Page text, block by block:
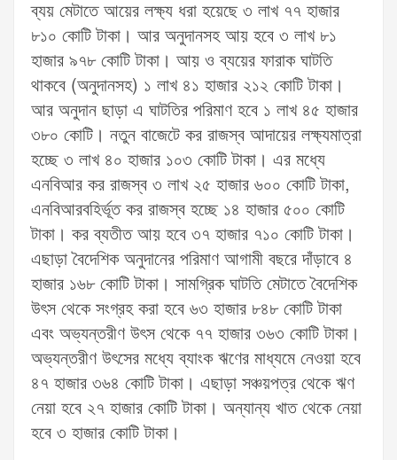
ব্যয় মেটাতে আয়ের লক্ষ্য ধরা হয়েছে ৩ লাখ ৭৭ হাজার
৮১০ কোটি টাকা। আর অনুদানসহ আয় হবে ৩ লাখ ৮১
হাজার ৯৭৮ কোটি টাকা। আয় ও ব্যয়ের ফারাক ঘাটতি
থাকবে (অনুদানসহ) ১ লাখ ৪১ হাজার ২১২ কোটি টাকা।
আর অনুদান ছাড়া এ ঘাটতির পরিমাণ হবে ১ লাখ ৪৫ হাজার
৩৮০ কোটি। নতুন বাজেটে কর রাজস্ব আদায়ের লক্ষ্যমাত্রা
হচ্ছে ৩ লাখ ৪০ হাজার ১০৩ কোটি টাকা। এর মধ্যে
এনবিআর কর রাজস্ব ৩ লাখ ২৫ হাজার ৬০০ কোটি টাকা,
এনবিআরবহির্ভূত কর রাজস্ব হচ্ছে ১৪ হাজার ৫০০ কোটি
টাকা। কর ব্যতীত আয় হবে ৩৭ হাজার ৭১০ কোটি টাকা।
এছাড়া বৈদেশিক অনুদানের পরিমাণ আগামী বছরে দাঁড়াবে ৪
হাজার ১৬৮ কোটি টাকা। সামগ্রিক ঘাটতি মেটাতে বৈদেশিক
উৎস থেকে সংগ্রহ করা হবে ৬৩ হাজার ৮৪৮ কোটি টাকা
এবং অভ্যন্তরীণ উৎস থেকে ৭৭ হাজার ৩৬৩ কোটি টাকা।
অভ্যন্তরীণ উৎসের মধ্যে ব্যাংক ঋণের মাধ্যমে নেওয়া হবে
৪৭ হাজার ৩৬৪ কোটি টাকা। এছাড়া সঞ্চয়পত্র থেকে ঋণ
নেয়া হবে ২৭ হাজার কোটি টাকা। অন্যান্য খাত থেকে নেয়া
হবে ৩ হাজার কোটি টাকা।